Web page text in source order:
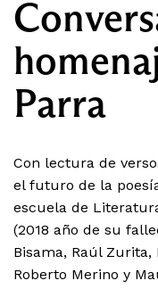
Parra
Con lectura de
el futuro de la
escuela de
(2018 año de su
Bisama, Raúl Zurita,
Roberto Merino y